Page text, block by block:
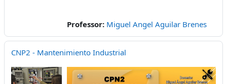
Professor: Miguel Angel Aguilar Brenes
CNP2 - Mantenimiento Industrial